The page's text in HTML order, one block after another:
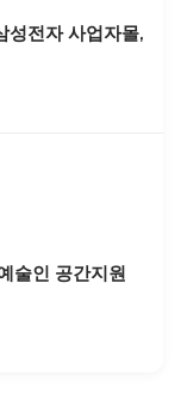
성전자 사업자몰,
술인 공간지원